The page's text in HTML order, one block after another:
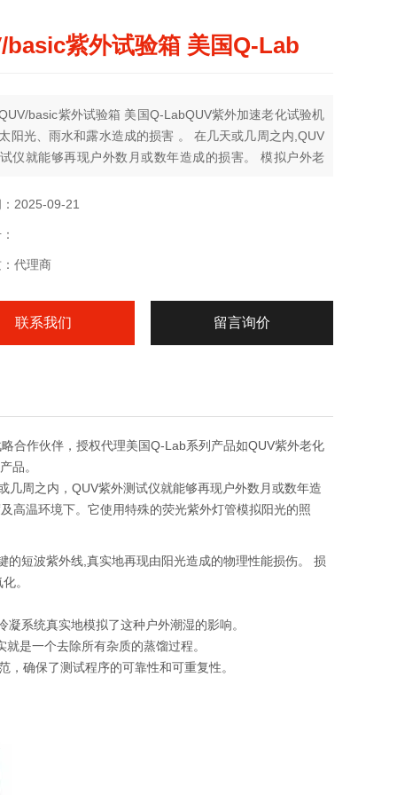
basic紫外试验箱 美国Q-Lab
basic紫外试验箱 美国Q-LabQUV紫外加速老化试验机
阳光、雨水和露水造成的损害 。 在几天或几周之内,QUV
仪就能够再现户外数月或数年造成的损害。 模拟户外老
。
2025-09-21
代理商
联系我们 留言询价
合作伙伴，授权代理美国Q-Lab系列产品如QUV紫外老化
品。
几周之内，QUV紫外测试仪就能够再现户外数月或数年造
高温环境下。它使用特殊的荧光紫外灯管模拟阳光的照
短波紫外线,真实地再现由阳光造成的物理性能损伤。 损
。
系统真实地模拟了这种户外潮湿的影响。
是一个去除所有杂质的蒸馏过程。
确保了测试程序的可靠性和可重复性。